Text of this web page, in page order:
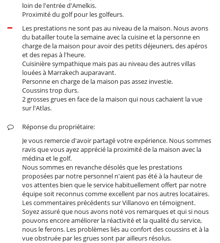
Cuisinière
Femme de ménage
Propriété avec du personnel
Pour votre confort et votre agrément
Air conditionné dans toute la maison
Bibliothèque
Cheminée
Climatisation réversible
Espace de relaxation
Garage ou place de parking privé
Jacuzzi intérieur
Salon TV
loin de l'entrée d'Amelkis.
Proximité du golf pour les golfeurs.
Les prestations ne sont pas au niveau de la maison. Nous avons
du batailler toute la semaine avec la cuisine et la personne en
charge de la maison pour avoir des petits déjeuners, des apéros
et des repas à l'heure.
Cuisinière sympathique mais pas au niveau des autres villas
louées à Marrakech auparavant.
Personne en charge de la maison pas assez investie.
Coussins trop durs.
2 grosses grues en face de la maison qui nous cachaient la vue
sur l'Atlas.
Réponse du propriétaire:
Je vous remercie d'avoir partagé votre expérience. Nous sommes
ravis que vous ayez apprécié la proximité de la maison avec la
médina et le golf.
Nous sommes en revanche désolés que les prestations
proposées par notre personnel n'aient pas été à la hauteur de
vos attentes bien que le service habituellement offert par notre
équipe soit reconnus comme excellent par nos autres locataires.
Les commentaires précédents sur Villanovo en témoignent.
Soyez assuré que nous avons noté vos remarques et qui si nous
pouvons encore améliorer la réactivité et la qualité du service,
nous le ferons. Les problèmes liés au confort des coussins et à la
vue obstruée par les grues sont par ailleurs résolus.